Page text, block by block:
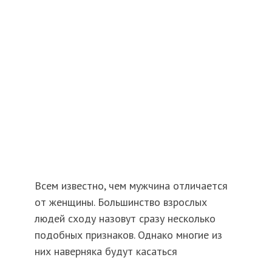
Всем известно, чем мужчина отличается
от женщины. Большинство взрослых
людей сходу назовут сразу несколько
подобных признаков. Однако многие из
них наверняка будут касаться